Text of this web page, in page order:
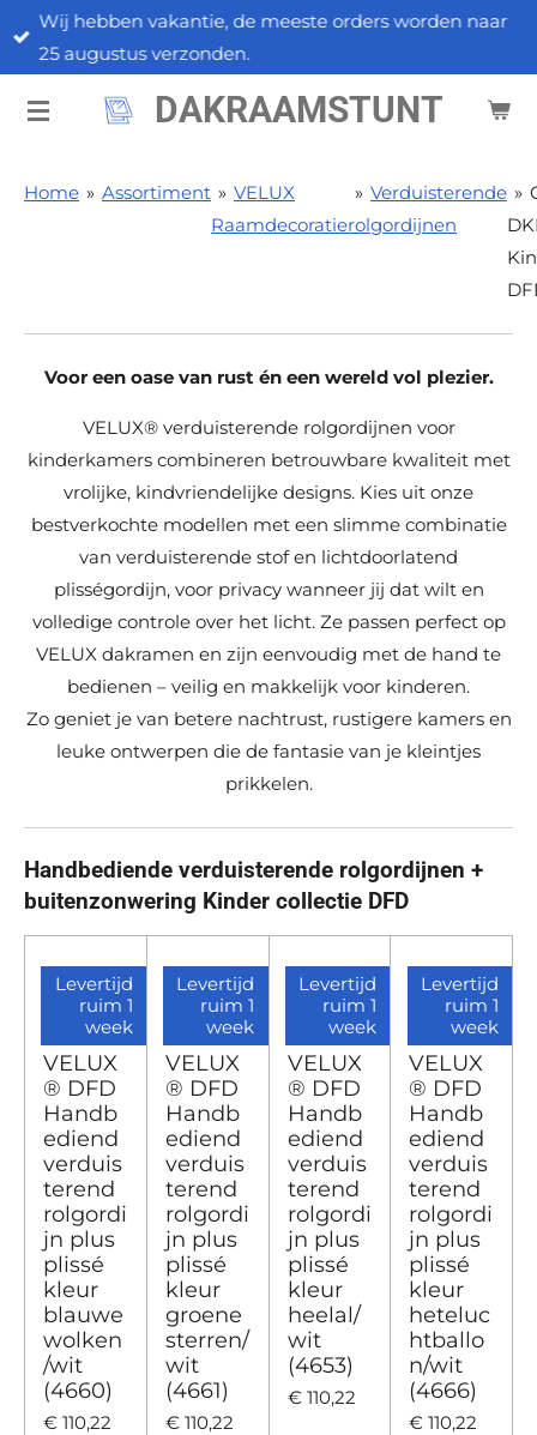
Ga
direct
de
DAKRAAMSTUNT
Wij hebben vakantie, de meeste orders worden naar
25 augustus verzonden.
Home » Assortiment » VELUX
Raamdecoratie
» Verduisterende
rolgordijnen
»
Voor een oase van rust én een wereld vol plezier.
VELUX® verduisterende rolgordijnen voor
kinderkamers combineren betrouwbare kwaliteit met
vrolijke, kindvriendelijke designs. Kies uit onze
bestverkochte modellen met een slimme combinatie
van verduisterende stof en lichtdoorlatend
plisségordijn, voor privacy wanneer jij dat wilt en
volledige controle over het licht. Ze passen perfect op
VELUX dakramen en zijn eenvoudig met de hand te
bedienen – veilig en makkelijk voor kinderen.
Zo geniet je van betere nachtrust, rustigere kamers en
leuke ontwerpen die de fantasie van je kleintjes
prikkelen.
Handbediende verduisterende rolgordijnen +
buitenzonwering Kinder collectie DFD
Levertijd
ruim 1
week
VELUX
® DFD
Handb
ediend
verduis
terend
rolgordi
jn plus
plissé
kleur
blauwe
wolken
/wit
(4660)
€ 110,22
Levertijd
ruim 1
week
VELUX
® DFD
Handb
ediend
verduis
terend
rolgordi
jn plus
plissé
kleur
groene
sterren/
wit
(4661)
€ 110,22
Levertijd
ruim 1
week
VELUX
® DFD
Handb
ediend
verduis
terend
rolgordi
jn plus
plissé
kleur
heelal/
wit
(4653)
€ 110,22
Levertijd
ruim 1
week
VELUX
® DFD
Handb
ediend
verduis
terend
rolgordi
jn plus
plissé
kleur
heteluc
htballo
n/wit
(4666)
€ 110,22